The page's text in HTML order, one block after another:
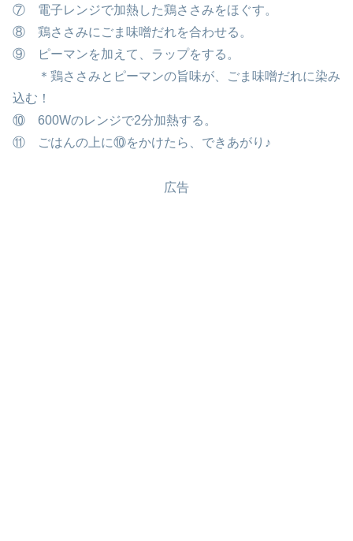
⑦ 電子レンジで加熱した鶏ささみをほぐす。
⑧ 鶏ささみにごま味噌だれを合わせる。
⑨ ピーマンを加えて、ラップをする。
＊鶏ささみとピーマンの旨味が、ごま味噌だれに染み
込む！
⑩ 600Wのレンジで2分加熱する。
⑪ ごはんの上に⑩をかけたら、できあがり♪
広告